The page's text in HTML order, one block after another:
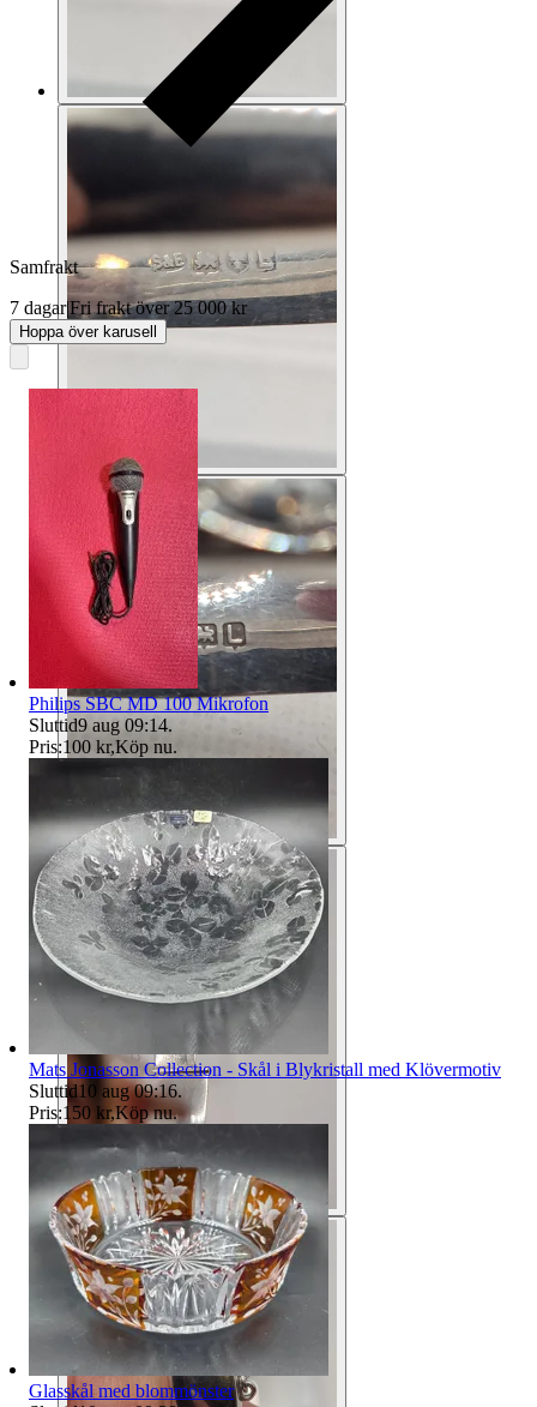
Samfrakt
7 dagar|Fri frakt över 25 000 kr
Hoppa över karusell
Philips SBC MD 100 Mikrofon
Sluttid9 aug 09:14.
Pris:100 kr,Köp nu.
Mats Jonasson Collection - Skål i Blykristall med Klövermotiv
Sluttid10 aug 09:16.
Pris:150 kr,Köp nu.
Glasskål med blommönster